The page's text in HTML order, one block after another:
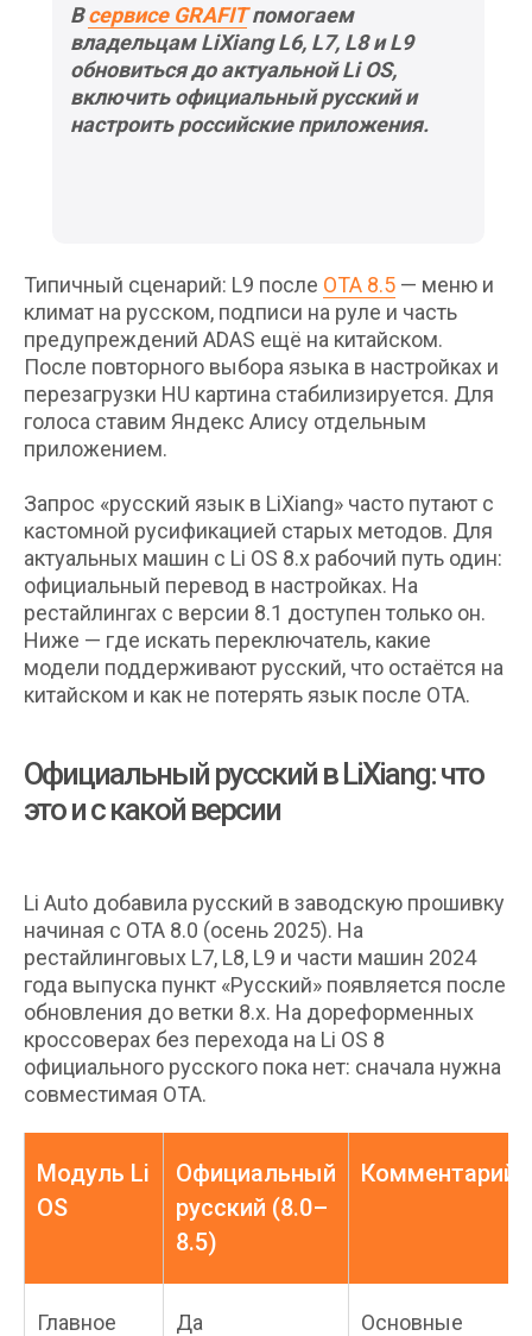
Всервисе GRAFITпомогаем
владельцам LiXiang L6, L7, L8 и L9
обновиться до актуальной Li OS,
включить официальный русский и
настроить российские приложения.
Типичный сценарий: L9 после OTA 8.5 — меню и
климат на русском, подписи на руле и часть
предупреждений ADAS ещё на китайском.
После повторного выбора языка в настройках и
перезагрузки HU картина стабилизируется. Для
голоса ставим Яндекс Алису отдельным
приложением.
Запрос «русский язык в LiXiang» часто путают с
кастомной русификацией старых методов. Для
актуальных машин с Li OS 8.x рабочий путь один:
официальный перевод в настройках. На
рестайлингах с версии 8.1 доступен только он.
Ниже — где искать переключатель, какие
модели поддерживают русский, что остаётся на
китайском и как не потерять язык после OTA.
Официальный русский в LiXiang: что
это и с какой версии
Li Auto добавила русский в заводскую прошивку
начиная с OTA 8.0 (осень 2025). На
рестайлинговых L7, L8, L9 и части машин 2024
года выпуска пункт «Русский» появляется после
обновления до ветки 8.x. На дореформенных
кроссоверах без перехода на Li OS 8
официального русского пока нет: сначала нужна
совместимая OTA.
Модуль Li
OS
Официальный
русский (8.0–
8.5)
Комментарий
Главное Да Основные